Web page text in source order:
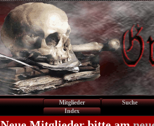
Mitglieder
Suche
Index